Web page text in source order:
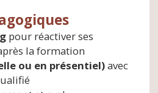
pour réactiver ses
la formation
ou en présentiel)avec